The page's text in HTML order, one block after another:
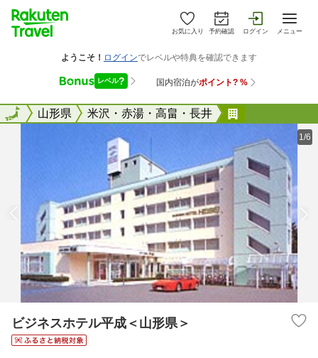
お気に入り 予約確認 ログイン メニュー
全国山形県 米沢・赤湯・高畠・長井
全国
1/6
ビジネスホテル平成＜山形県＞